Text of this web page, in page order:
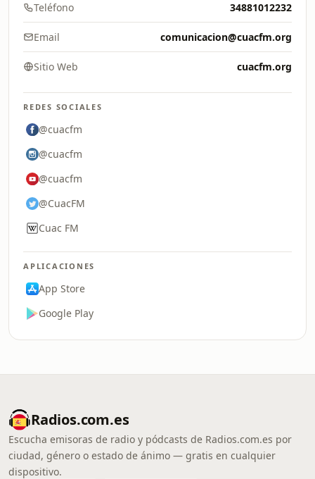
Teléfono 34881012232
Email comunicacion@cuacfm.org
Sitio Web cuacfm.org
REDES SOCIALES
@cuacfm
@cuacfm
@cuacfm
@CuacFM
Cuac FM
APLICACIONES
App Store
Google Play
Radios.com.es
Escucha emisoras de radio y pódcasts de Radios.com.es por
ciudad, género o estado de ánimo — gratis en cualquier
dispositivo.